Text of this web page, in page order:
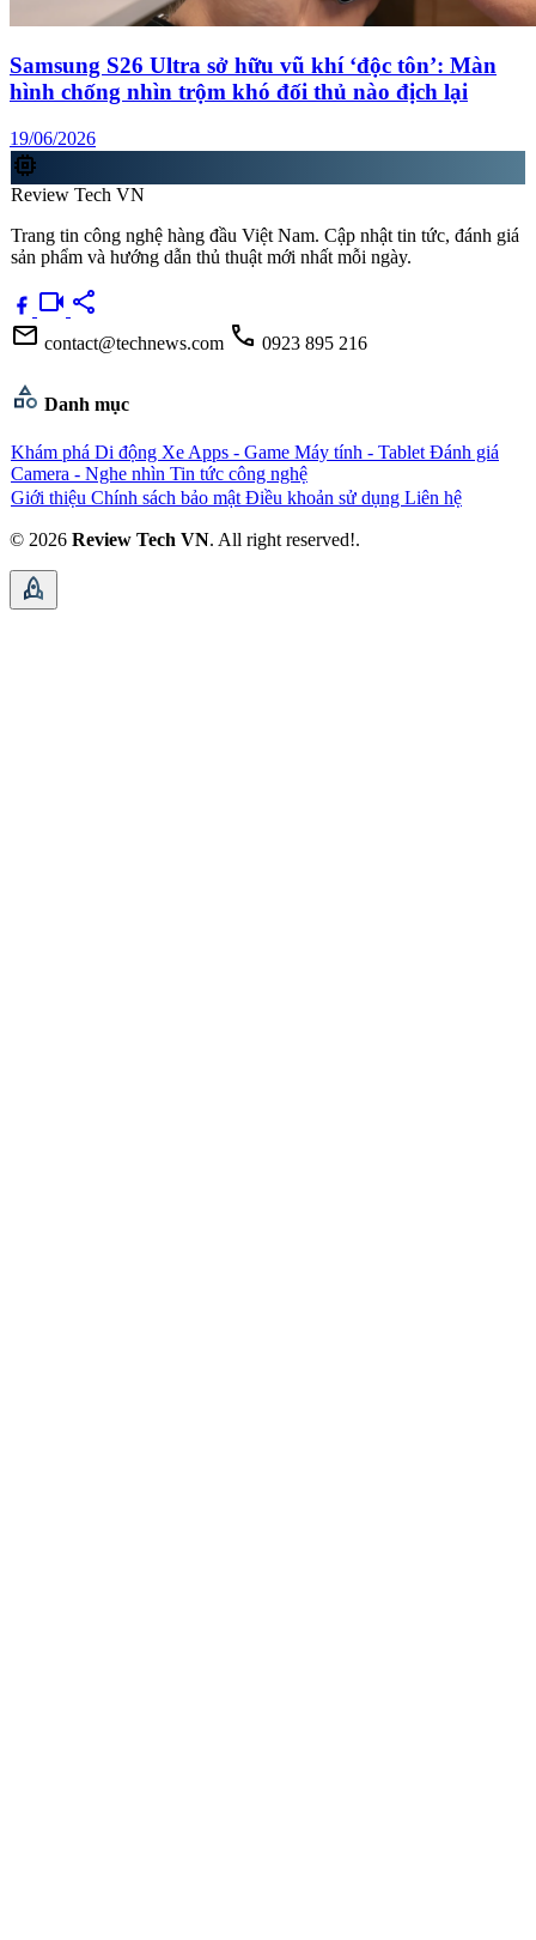
Samsung S26 Ultra sở hữu vũ khí ‘độc tôn’: Màn
hình chống nhìn trộm khó đối thủ nào địch lại
19/06/2026
memory
Review Tech VN
Trang tin công nghệ hàng đầu Việt Nam. Cập nhật tin tức, đánh giá
sản phẩm và hướng dẫn thủ thuật mới nhất mỗi ngày.
videocam share
mail contact@technews.com call 0923 895 216
category Danh mục
Khám phá Di động Xe Apps - Game Máy tính - Tablet Đánh giá
Camera - Nghe nhìn Tin tức công nghệ
Giới thiệu Chính sách bảo mật Điều khoản sử dụng Liên hệ
© 2026 Review Tech VN. All right reserved!.
rocket